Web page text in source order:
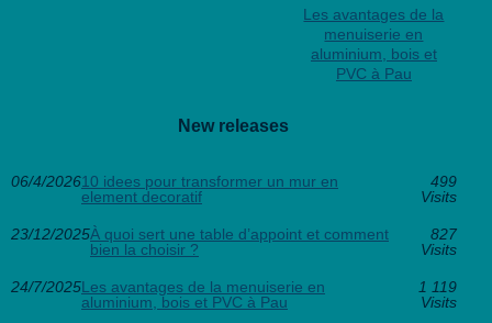
Les avantages de la
menuiserie en
aluminium, bois et
PVC à Pau
New releases
06/4/202610 idees pour transformer un mur en
element decoratif
499
Visits
23/12/2025À quoi sert une table d’appoint et comment
bien la choisir ?
827
Visits
24/7/2025Les avantages de la menuiserie en
aluminium, bois et PVC à Pau
1 119
Visits